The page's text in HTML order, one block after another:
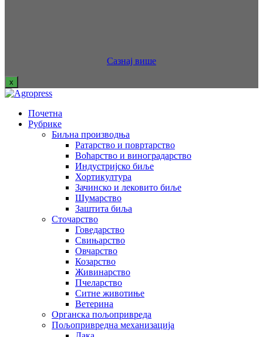
Сазнај више
x
Почетна
Рубрике
Биљна производња
Ратарство и повртарство
Воћарство и виноградарство
Индустријско биље
Хортикултура
Зачинско и лековито биље
Шумарство
Заштита биља
Сточарство
Говедарство
Свињарство
Овчарство
Козарство
Живинарство
Пчеларство
Ситне животиње
Ветерина
Органска пољопривреда
Пољопривредна механизација